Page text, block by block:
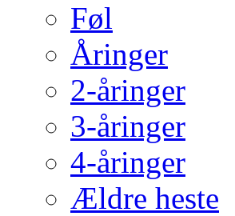
Føl
Åringer
2-åringer
3-åringer
4-åringer
Ældre heste